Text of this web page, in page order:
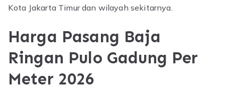
Kota Jakarta Timur dan wilayah sekitarnya.
Harga Pasang Baja
Ringan Pulo Gadung Per
Meter 2026